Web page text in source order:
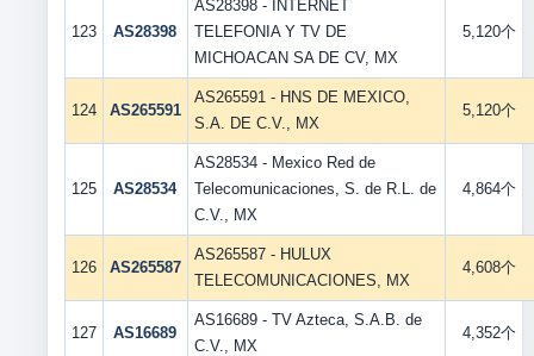
123 AS28398
AS28398 - INTERNET
TELEFONIA Y TV DE
MICHOACAN SA DE CV, MX
5,120个
124 AS265591
AS265591 - HNS DE MEXICO,
S.A. DE C.V., MX
5,120个
125 AS28534
AS28534 - Mexico Red de
Telecomunicaciones, S. de R.L. de
C.V., MX
4,864个
126 AS265587
AS265587 - HULUX
TELECOMUNICACIONES, MX
4,608个
127 AS16689
AS16689 - TV Azteca, S.A.B. de
C.V., MX
4,352个